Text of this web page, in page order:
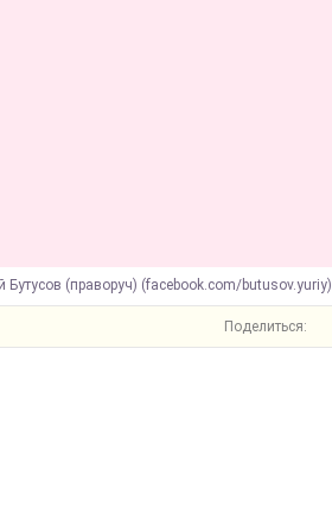
Бутусов (праворуч) (facebook.com/butusov.yuriy)
Поделиться: